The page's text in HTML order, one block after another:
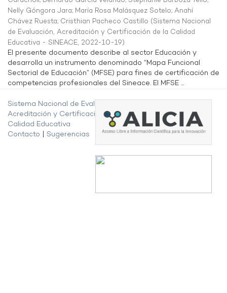
Nelly Góngora Jara; María Rosa Malásquez Sotelo; Anahí
Chávez Ruesta; Cristhian Pacheco Castillo (Sistema Nacional
de Evaluación, Acreditación y Certificación de la Calidad
Educativa - SINEACE, 2022-10-19)
El presente documento describe al sector Educación y
desarrolla un instrumento denominado “Mapa Funcional
Sectorial de Educación” (MFSE) para fines de certificación de
competencias profesionales del Sineace. El MFSE ...
Sistema Nacional de Evaluación,
Acreditación y Certificación de la
Calidad Educativa
Contacto
Sugerencias